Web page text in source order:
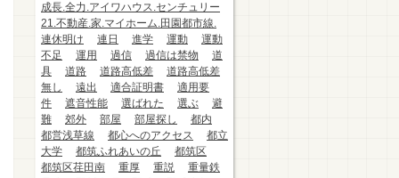
成長.全力.アイワハウス.センチュリー
21.不動産.家.マイホーム.田園都市線.
連休明け
連日 進学 運動
運動
不足
運用 過信 過信は禁物
道
具
道路 道路高低差
道路高低差
無し
遠出 適合証明書
適用要
件
遮音性能 選ばれた 選ぶ
避
難
郊外 部屋 部屋探し
都内
都営浅草線
都心へのアクセス
都立
大学
都筑ふれあいの丘
都筑区
都筑区荏田南
重厚 重説
重量鉄